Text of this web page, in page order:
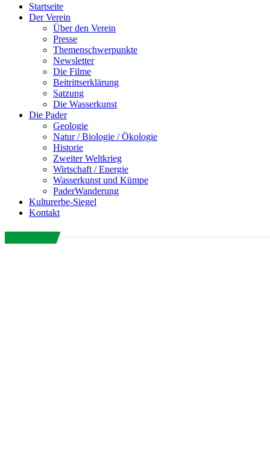
Startseite
Der Verein
Über den Verein
Presse
Themenschwerpunkte
Newsletter
Die Filme
Beitrittserklärung
Satzung
Die Wasserkunst
Die Pader
Geologie
Natur / Biologie / Ökologie
Historie
Zweiter Weltkrieg
Wirtschaft / Energie
Wasserkunst und Kümpe
PaderWanderung
Kulturerbe-Siegel
Kontakt